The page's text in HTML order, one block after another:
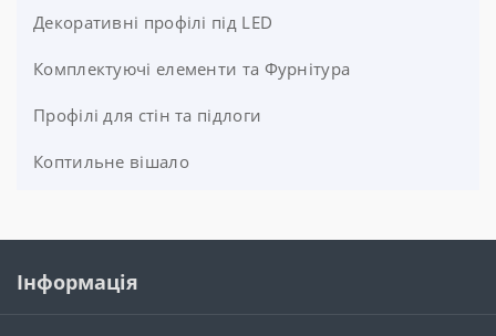
Білий алюмінієвий плінтус
Чорний алюмінієвий плінтус
Італійський плінтус. ТОТАЛЬНИЙ РОЗПРОДАЖ!
Декоративні профілі під LED
Комплектуючі елементи та Фурнітура
Фурнітура
Лінзи
Профілі для стін та підлоги
Коптильне вішало
Інформація